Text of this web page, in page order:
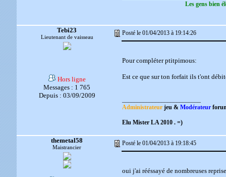
Les gens bien
Tebi23
Lieutenant de vaisseau
Posté le 01/04/2013 à 19:14:26
Hors ligne
Messages : 1 765
Depuis : 03/09/2009
Pour compléter ptitpimous:
Est ce que sur ton forfait ils t'ont
Administrateurjeu & Modérateur
Elu Mister LA 2010 . =)
themetal58
Maistrancier
Posté le 01/04/2013 à 19:18:45
oui j'ai rééssayé de nombreuses